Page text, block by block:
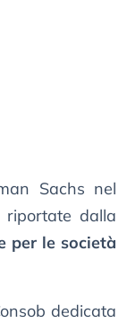
Sachs nel
riportate dalla
per le società
dedicata